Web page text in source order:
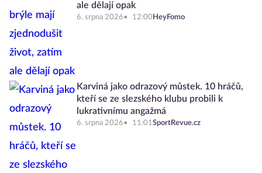
ale dělají opak
6. srpna 2026 12:00 HeyFomo
Karviná jako odrazový můstek. 10 hráčů,
kteří se ze slezského klubu probili k
lukrativnímu angažmá
6. srpna 2026 11:01SportRevue.cz